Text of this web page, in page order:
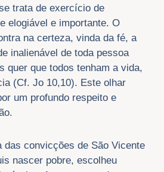
trata de exercício de
elogiável e importante. O
na certeza, vinda da fé, a
inalienável de toda pessoa
quer que todos tenham a vida,
(Cf. Jo 10,10). Este olhar
um profundo respeito e
das convicções de São Vicente
nascer pobre, escolheu